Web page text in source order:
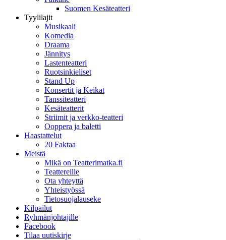
Suomen Kesäteatteri
Tyylilajit
Musikaali
Komedia
Draama
Jännitys
Lastenteatteri
Ruotsinkieliset
Stand Up
Konsertit ja Keikat
Tanssiteatteri
Kesäteatterit
Striimit ja verkko-teatteri
Ooppera ja baletti
Haastattelut
20 Faktaa
Meistä
Mikä on Teatterimatka.fi
Teattereille
Ota yhteyttä
Yhteistyössä
Tietosuojalauseke
Kilpailut
Ryhmänjohtajille
Facebook
Tilaa uutiskirje